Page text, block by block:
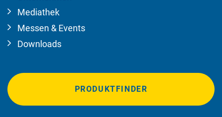
Mediathek
Messen & Events
Downloads
PRODUKTFINDER